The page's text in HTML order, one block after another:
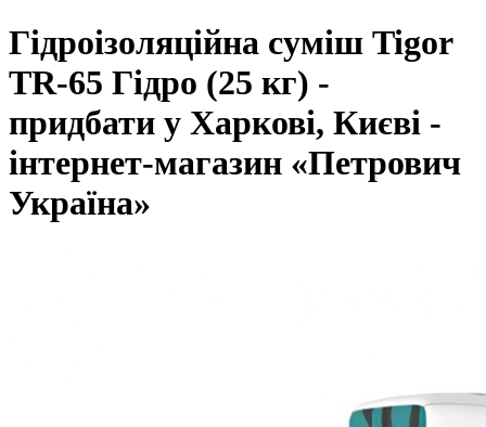
Гідроізоляційна суміш Tigor
TR-65 Гідро (25 кг) -
придбати у Харкові, Києві -
інтернет-магазин «Петрович
Україна»